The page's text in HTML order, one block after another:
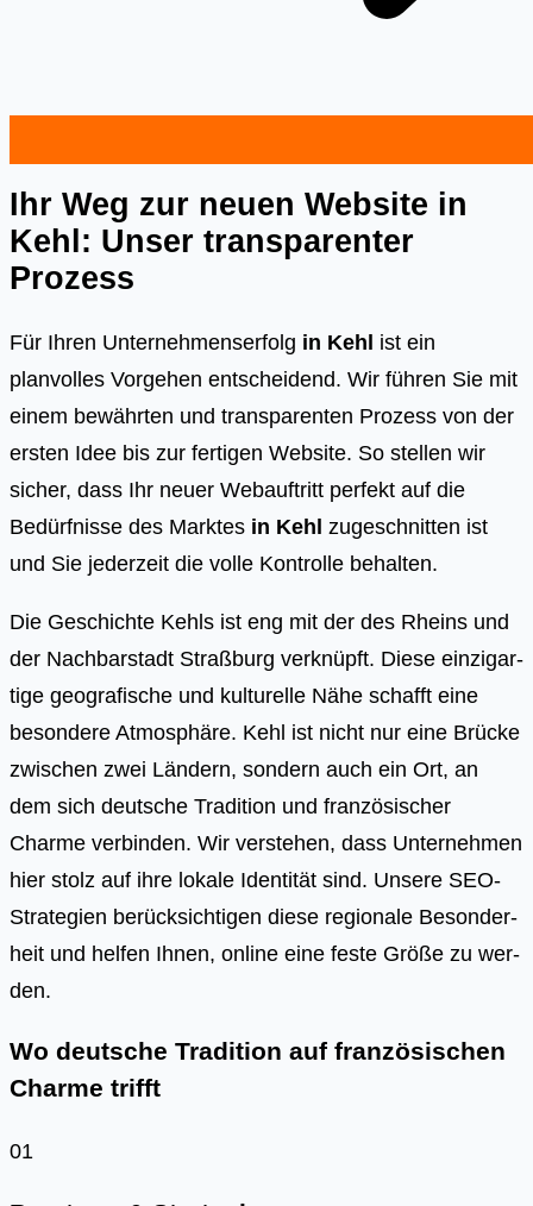
Ihr Weg zur neuen Website in
Kehl: Unser transparenter
Prozess
Für Ihren Unternehmenserfolg in Kehl ist ein
planvolles Vorgehen entscheidend. Wir führen Sie mit
einem bewährten und transparenten Prozess von der
ersten Idee bis zur fertigen Website. So stellen wir
sicher, dass Ihr neuer Webauftritt perfekt auf die
Bedürfnisse des Marktes in Kehl zugeschnitten ist
und Sie jederzeit die volle Kontrolle behalten.
Die Geschich­te Kehls ist eng mit der des Rheins und
der Nach­bar­stadt Straß­burg ver­knüpft. Die­se ein­zig­ar­
ti­ge geo­gra­fi­sche und kul­tu­rel­le Nähe schafft eine
beson­de­re Atmo­sphä­re. Kehl ist nicht nur eine Brü­cke
zwi­schen zwei Län­dern, son­dern auch ein Ort, an
dem sich deut­sche Tra­di­ti­on und fran­zö­si­scher
Charme ver­bin­den. Wir ver­ste­hen, dass Unter­neh­men
hier stolz auf ihre loka­le Iden­ti­tät sind. Unse­re SEO-
Stra­te­gien berück­sich­ti­gen die­se regio­na­le Beson­der­
heit und hel­fen Ihnen, online eine fes­te Grö­ße zu wer­
den.
Wo deutsche Tradition auf französischen
Charme trifft
01